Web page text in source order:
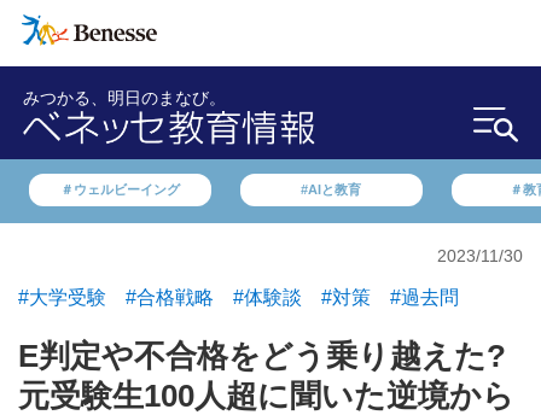
みつかる、明日のまなび。
＃ウェルビーイング #AIと教育 ＃教
2023/11/30
#大学受験 #合格戦略 #体験談 #対策 #過去問
E判定や不合格をどう乗り越えた?
元受験生100人超に聞いた逆境から